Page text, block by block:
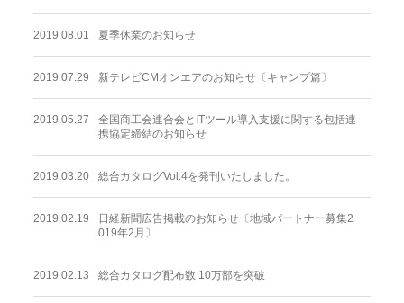
2019.08.01 夏季休業のお知らせ
2019.07.29 新テレビCMオンエアのお知らせ〔キャンプ篇〕
2019.05.27
全国商工会連合会とITツール導入支援に関する包括連
携協定締結のお知らせ
2019.03.20 総合カタログVol.4を発刊いたしました。
2019.02.19
日経新聞広告掲載のお知らせ〔地域パートナー募集2
019年2月〕
2019.02.13 総合カタログ配布数 10万部を突破